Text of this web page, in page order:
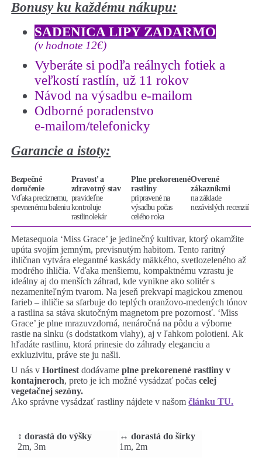
Bonusy ku každému nákupu:
SADENICA LIPY ZADARMO
(v hodnote 12€)
Vyberáte si podľa reálnych fotiek a
veľkostí rastlín, už 11 rokov
Návod na výsadbu e-mailom
Odborné poradenstvo
e-mailom/telefonicky
Garancie a istoty:
Bezpečné
doručenie
Vďaka precíznemu,
spevnenému baleniu
Pravosť a
zdravotný stav
pravideľne
kontroluje
rastlinolekár
Plne prekorenené
rastliny
pripravené na
výsadbu počas
celého roka
Overené
zákazníkmi
na základe
nezávislých recenzií
Metasequoia ‘Miss Grace’ je jedinečný kultivar, ktorý okamžite
upúta svojím jemným, previsnutým habitom. Tento raritný
ihličnan vytvára elegantné kaskády mäkkého, svetlozeleného až
modrého ihličia. Vďaka menšiemu, kompaktnému vzrastu je
ideálny aj do menších záhrad, kde vynikne ako solitér s
nezameniteľným tvarom. Na jeseň prekvapí magickou zmenou
farieb – ihličie sa sfarbuje do teplých oranžovo-medených tónov
a rastlina sa stáva skutočným magnetom pre pozornosť. ‘Miss
Grace’ je plne mrazuvzdorná, nenáročná na pôdu a výborne
rastie na slnku (s dodstatkom vlahy), aj v ľahkom polotieni. Ak
hľadáte rastlinu, ktorá prinesie do záhrady eleganciu a
exkluzivitu, práve ste ju našli.
U nás vHortinest dodávameplne prekorenené rastliny v
kontajneroch, preto je ich možné vysádzať počascelej
vegetačnej sezóny.
Ako správne vysádzať rastliny nájdete v našomčlánku TU.
↕️ dorastá do výšky
2m, 3m
↔️ dorastá do šírky
1m, 2m